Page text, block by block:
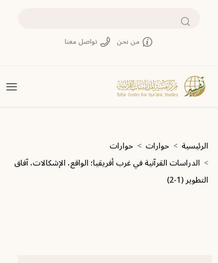
بحث
من نحن تواصل معنا
مسار التنقل
الرئيسية حوارات
حوارات
الدراسات القرآنية في غرب أفريقيا؛ الواقع، الإشكالات، آفاق
التطوير (1-2)